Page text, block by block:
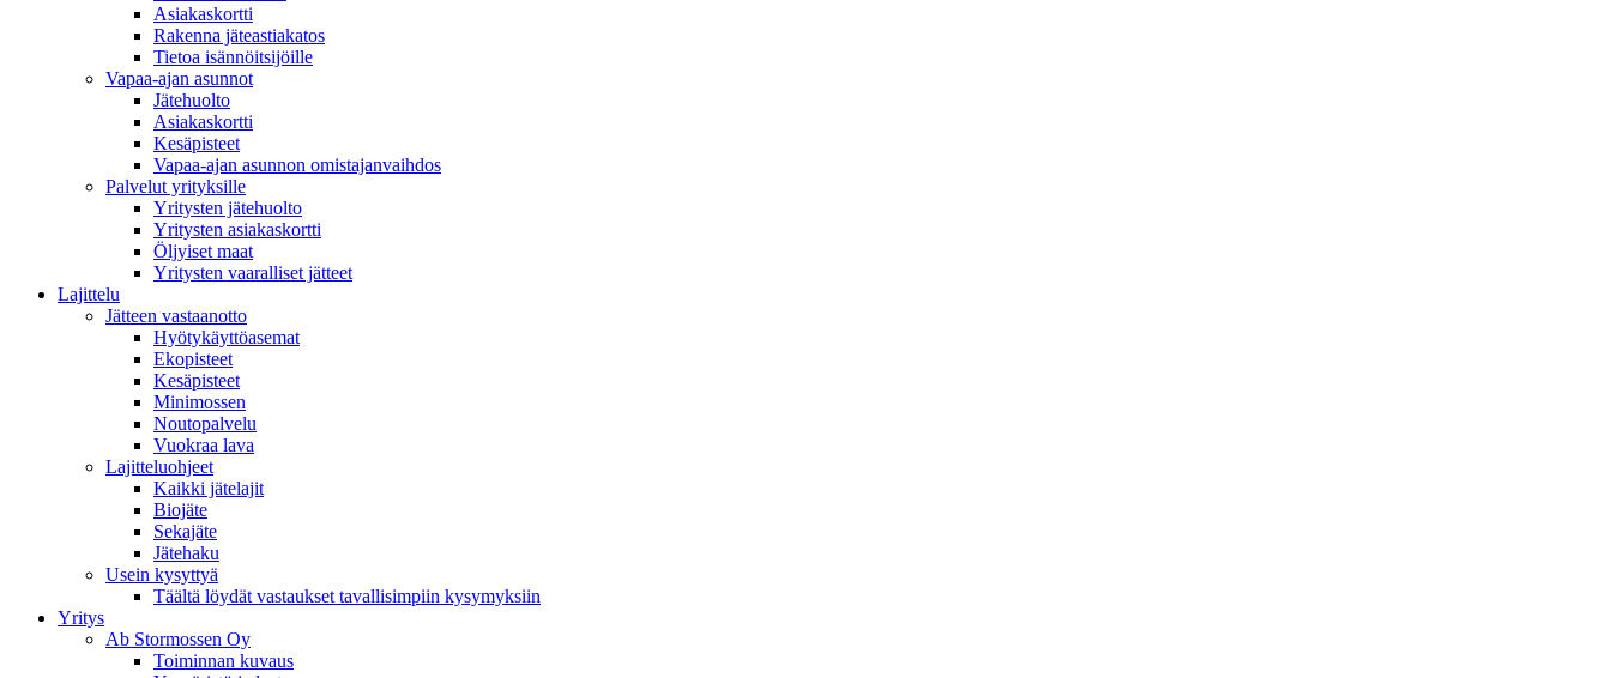
Asiakaskortti
Rakenna jäteastiakatos
Tietoa isännöitsijöille
Vapaa-ajan asunnot
Jätehuolto
Asiakaskortti
Kesäpisteet
Vapaa-ajan asunnon omistajanvaihdos
Palvelut yrityksille
Yritysten jätehuolto
Yritysten asiakaskortti
Öljyiset maat
Yritysten vaaralliset jätteet
Lajittelu
Jätteen vastaanotto
Hyötykäyttöasemat
Ekopisteet
Kesäpisteet
Minimossen
Noutopalvelu
Vuokraa lava
Lajitteluohjeet
Kaikki jätelajit
Biojäte
Sekajäte
Jätehaku
Usein kysyttyä
Täältä löydät vastaukset tavallisimpiin kysymyksiin
Yritys
Ab Stormossen Oy
Toiminnan kuvaus